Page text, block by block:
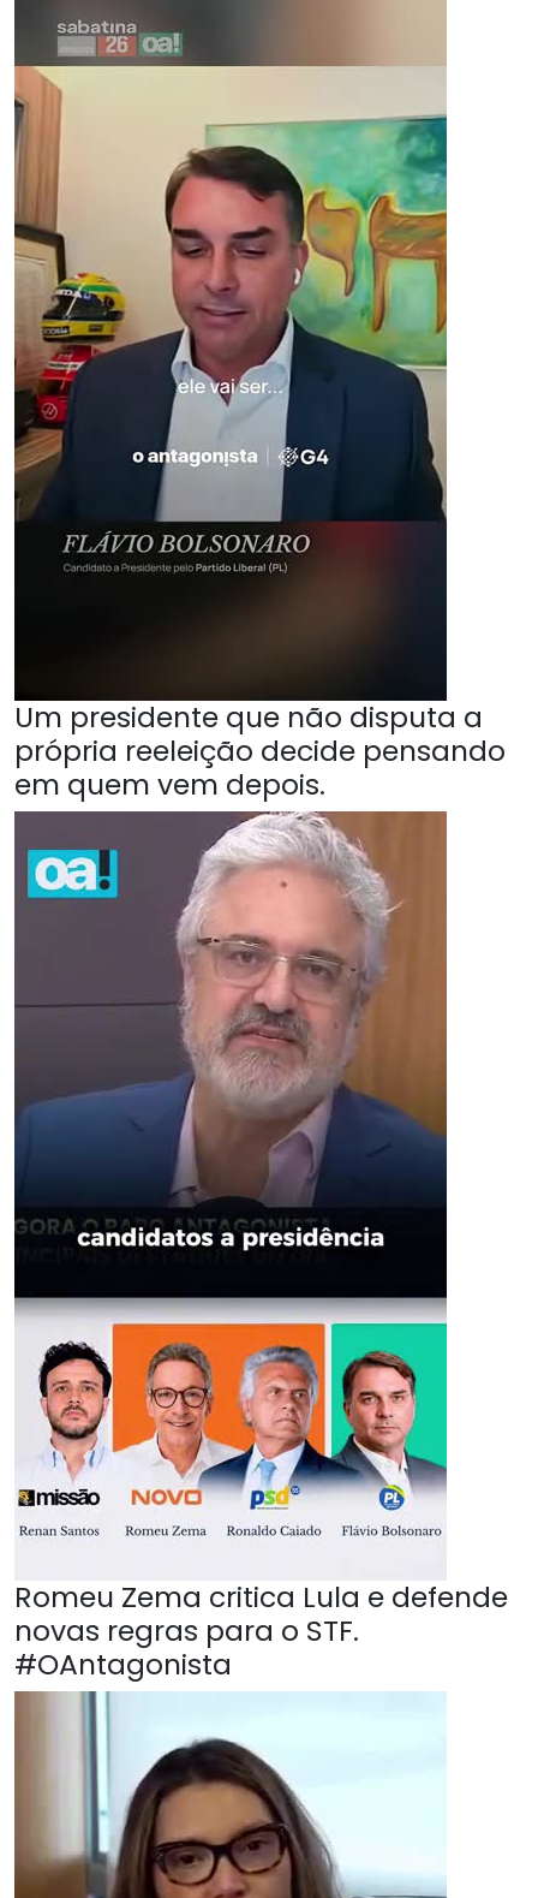
Um presidente que não disputa a
própria reeleição decide pensando
em quem vem depois.
Romeu Zema critica Lula e defende
novas regras para o STF.
#OAntagonista